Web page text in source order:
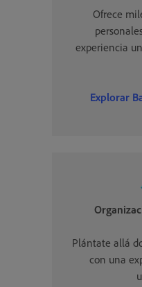
Ofrece
experiencia
Explorar
Plántate allá
con una